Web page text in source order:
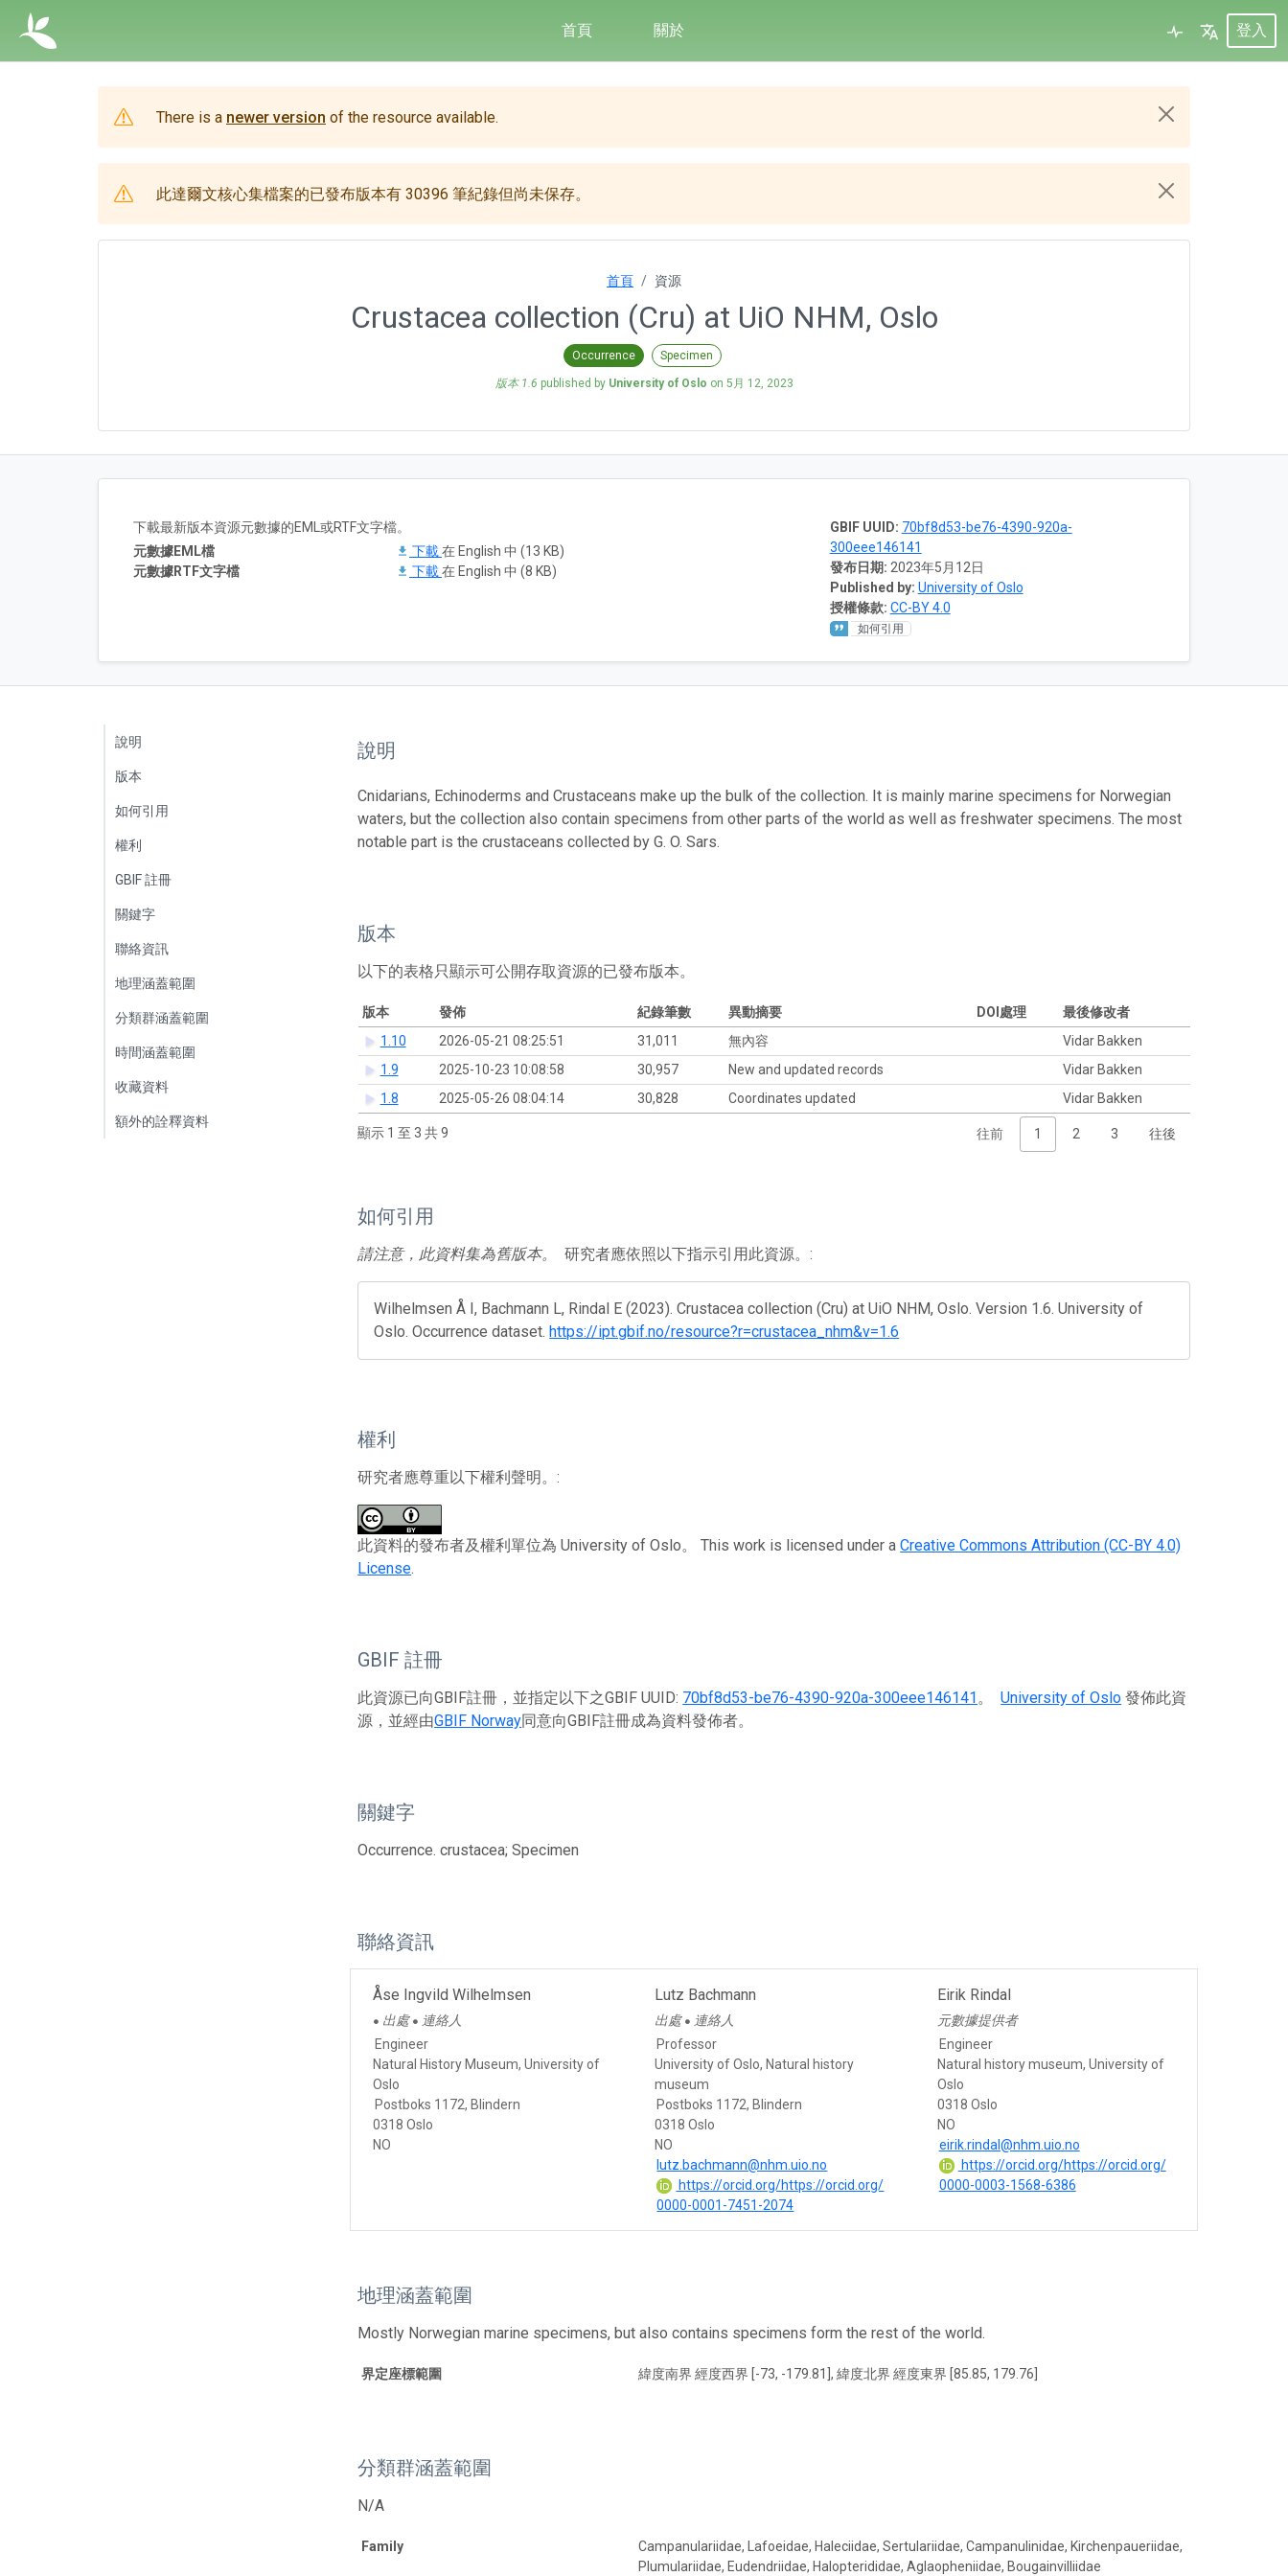
首頁 關於 登入
There is a newer version of the resource available.
此達爾文核心集檔案的已發布版本有 30396 筆紀錄但尚未保存。
首頁 資源
Crustacea collection (Cru) at UiO NHM, Oslo
Occurrence Specimen
版本 1.6 published by University of Oslo on 5月 12, 2023
GBIF UUID: 70bf8d53-be76-4390-920a-
300eee146141
發布日期: 2023年5月12日
Published by: University of Oslo
授權條款: CC-BY 4.0
如何引用
下載最新版本資源元數據的EML或RTF文字檔。
元數據EML檔
下載在 English 中 (13 KB)
元數據RTF文字檔
下載在 English 中 (8 KB)
說明
版本
如何引用
權利
GBIF 註冊
關鍵字
聯絡資訊
地理涵蓋範圍
分類群涵蓋範圍
時間涵蓋範圍
收藏資料
額外的詮釋資料
說明
Cnidarians, Echinoderms and Crustaceans make up the bulk of the collection. It is mainly marine specimens for Norwegian
waters, but the collection also contain specimens from other parts of the world as well as freshwater specimens. The most
notable part is the crustaceans collected by G. O. Sars.
版本
以下的表格只顯示可公開存取資源的已發布版本。
版本 發佈 紀錄筆數 異動摘要 DOI處理
最後修改者
1.10
2026-05-21 08:25:51 31,011 無內容
Vidar Bakken
1.9
2025-10-23 10:08:58 30,957 New and updated records
Vidar Bakken
1.8
2025-05-26 08:04:14 30,828 Coordinates updated Vidar Bakken
顯示 1 至 3 共 9 往前 1 2 3 往後
如何引用
請注意，此資料集為舊版本。 研究者應依照以下指示引用此資源。:
Wilhelmsen Å I, Bachmann L, Rindal E (2023). Crustacea collection (Cru) at UiO NHM, Oslo. Version 1.6. University of
Oslo. Occurrence dataset. https://ipt.gbif.no/resource?r=crustacea_nhm&v=1.6
權利
研究者應尊重以下權利聲明。:
此資料的發布者及權利單位為 University of Oslo。 This work is licensed under aCreative Commons Attribution (CC-BY 4.0)
License.
GBIF 註冊
此資源已向GBIF註冊，並指定以下之GBIF UUID: 70bf8d53-be76-4390-920a-300eee146141 。University of Oslo 發佈此資
源，並經由GBIF Norway同意向GBIF註冊成為資料發佈者。
關鍵字
Occurrence. crustacea; Specimen
聯絡資訊
Åse Ingvild Wilhelmsen
● 出處 ● 連絡人
Engineer
Natural History Museum, University of
Oslo
Postboks 1172, Blindern
0318 Oslo
NO
Lutz Bachmann
出處 ● 連絡人
Professor
University of Oslo, Natural history
museum
Postboks 1172, Blindern
0318 Oslo
NO
lutz.bachmann@nhm.uio.no
https://orcid.org/https://orcid.org/
0000-0001-7451-2074
Eirik Rindal
元數據提供者
Engineer
Natural history museum, University of
Oslo
0318 Oslo
NO
eirik.rindal@nhm.uio.no
https://orcid.org/https://orcid.org/
0000-0003-1568-6386
地理涵蓋範圍
Mostly Norwegian marine specimens, but also contains specimens form the rest of the world.
界定座標範圍 緯度南界 經度西界 [-73, -179.81], 緯度北界 經度東界 [85.85, 179.76]
分類群涵蓋範圍
N/A
Family
Campanulariidae, Lafoeidae, Haleciidae, Sertulariidae, Campanulinidae, Kirchenpaueriidae,
Plumulariidae, Eudendriidae, Halopterididae, Aglaopheniidae, Bougainvilliidae